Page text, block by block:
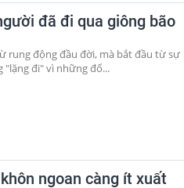
đã đi qua giông bão
rung động đầu đời, mà bắt đầu từ sự
đi" vì những đổ...
ngoan càng ít xuất